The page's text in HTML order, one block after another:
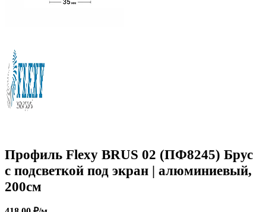
Профиль Flexy BRUS 02 (ПФ8245) Брус
с подсветкой под экран | алюминиевый,
200см